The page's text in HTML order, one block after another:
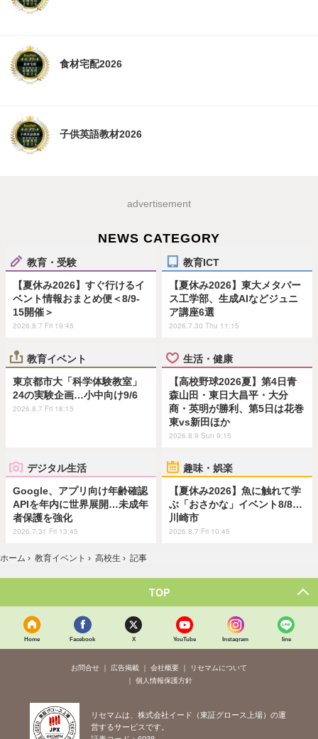
食材宅配2026
子供英語教材2026
advertisement
NEWS CATEGORY
教育・受験
【夏休み2026】すぐ行けるイ
ベント情報おまとめ便＜8/9-
15開催＞
2026.8.7 Fri 19:45
教育ICT
【夏休み2026】東大メタバー
ス工学部、生成AIなどジュニ
ア講座6選
2026.7.30 Thu 11:15
教育イベント
東京都市大「科学体験教室」
24の実験企画…小中向け9/6
2026.8.7 Fri 18:15
生活・健康
【高校野球2026夏】第4日青
森山田・東日大昌平・大分
商・英明が勝利、第5日は花巻
東vs新田ほか
2026.8.9 Sun 9:15
デジタル生活
Google、アプリ向け年齢確認
APIを年内に世界展開…未成年
者保護を強化
2026.7.31 Fri 13:45
趣味・娯楽
【夏休み2026】魚に触れて学
ぶ「おさかな」イベント8/8…
川崎市
2026.8.7 Fri 10:45
ホーム › 教育イベント › 高校生 › 記事
TOP
Home Facebook X YouTube Instagram line
お問合せ 広告掲載 会社概要
リセマムについて
個人情報保護方針
リセマムは、株式会社イード（東証グロース上場）の運
営するサービスです。